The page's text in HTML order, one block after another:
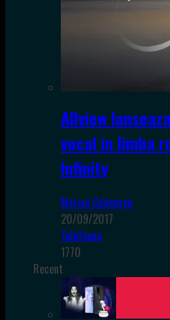
Allview
vocal in limba
Infinity
Marian Calinescu
20/09/2017
Telefoane
1770
Recent